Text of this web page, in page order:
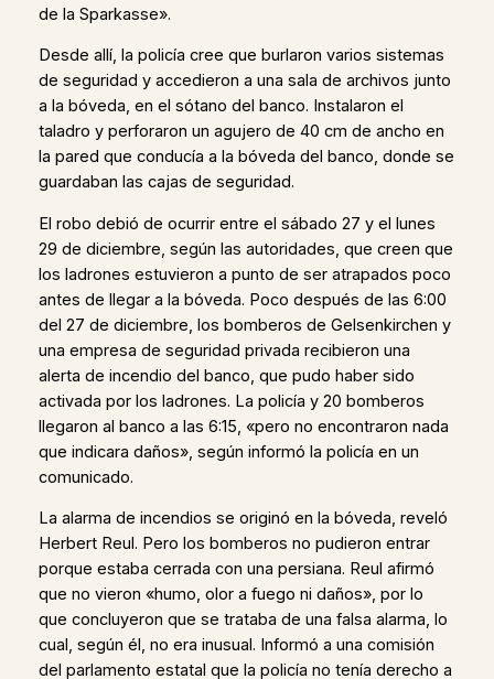
de la Sparkasse».
Desde allí, la policía cree que burlaron varios sistemas
de seguridad y accedieron a una sala de archivos junto
a la bóveda, en el sótano del banco. Instalaron el
taladro y perforaron un agujero de 40 cm de ancho en
la pared que conducía a la bóveda del banco, donde se
guardaban las cajas de seguridad.
El robo debió de ocurrir entre el sábado 27 y el lunes
29 de diciembre, según las autoridades, que creen que
los ladrones estuvieron a punto de ser atrapados poco
antes de llegar a la bóveda. Poco después de las 6:00
del 27 de diciembre, los bomberos de Gelsenkirchen y
una empresa de seguridad privada recibieron una
alerta de incendio del banco, que pudo haber sido
activada por los ladrones. La policía y 20 bomberos
llegaron al banco a las 6:15, «pero no encontraron nada
que indicara daños», según informó la policía en un
comunicado.
La alarma de incendios se originó en la bóveda, reveló
Herbert Reul. Pero los bomberos no pudieron entrar
porque estaba cerrada con una persiana. Reul afirmó
que no vieron «humo, olor a fuego ni daños», por lo
que concluyeron que se trataba de una falsa alarma, lo
cual, según él, no era inusual. Informó a una comisión
del parlamento estatal que la policía no tenía derecho a